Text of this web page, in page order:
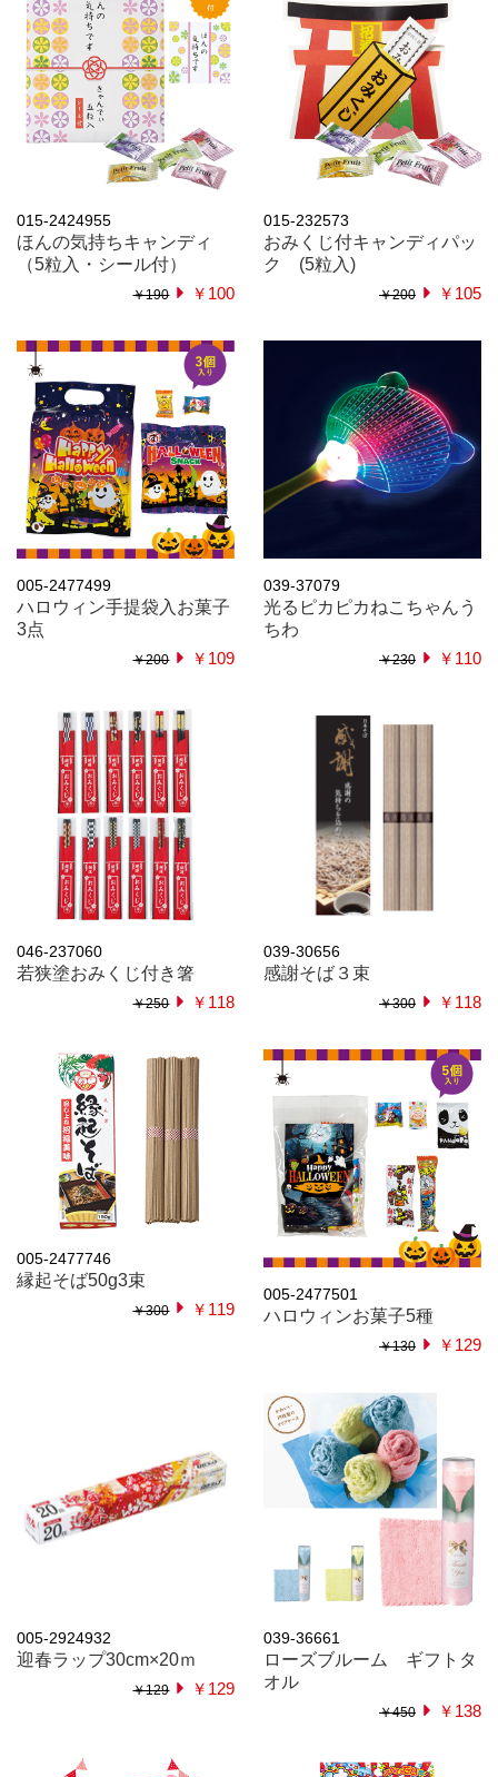
015-2424955
ほんの気持ちキャンディ
（5粒入・シール付）
￥190 ￥100
015-232573
おみくじ付キャンディパッ
ク (5粒入)
￥200 ￥105
005-2477499
ハロウィン手提袋入お菓子
3点
￥200 ￥109
039-37079
光るピカピカねこちゃんう
ちわ
￥230 ￥110
046-237060
若狭塗おみくじ付き箸
￥250 ￥118
039-30656
感謝そば３束
￥300 ￥118
005-2477746
縁起そば50g3束
￥300 ￥119
005-2477501
ハロウィンお菓子5種
￥130 ￥129
005-2924932
迎春ラップ30cm×20ｍ
￥129 ￥129
039-36661
ローズブルーム ギフトタ
オル
￥450 ￥138